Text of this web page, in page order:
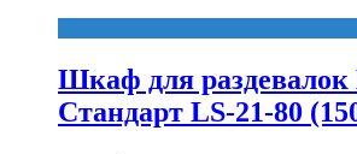
Шкаф для
Стандарт LS-21-80